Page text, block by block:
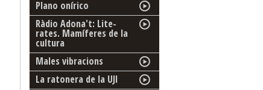
Plano onírico
Ràdio Adona't: Lite-
rates. Mamíferes de la
cultura
Males vibracions
La ratonera de la UJI